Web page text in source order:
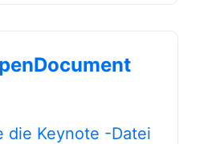
die Keynote -Datei